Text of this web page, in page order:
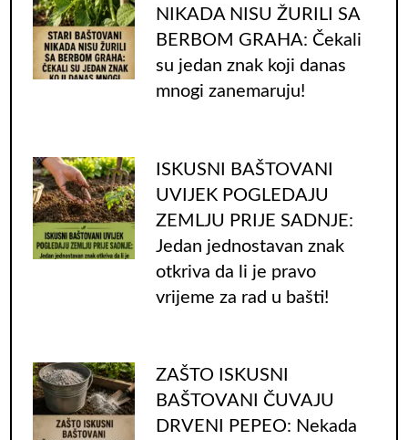
NIKADA NISU ŽURILI SA
BERBOM GRAHA: Čekali
su jedan znak koji danas
mnogi zanemaruju!
ISKUSNI BAŠTOVANI
UVIJEK POGLEDAJU
ZEMLJU PRIJE SADNJE:
Jedan jednostavan znak
otkriva da li je pravo
vrijeme za rad u bašti!
ZAŠTO ISKUSNI
BAŠTOVANI ČUVAJU
DRVENI PEPEO: Nekada